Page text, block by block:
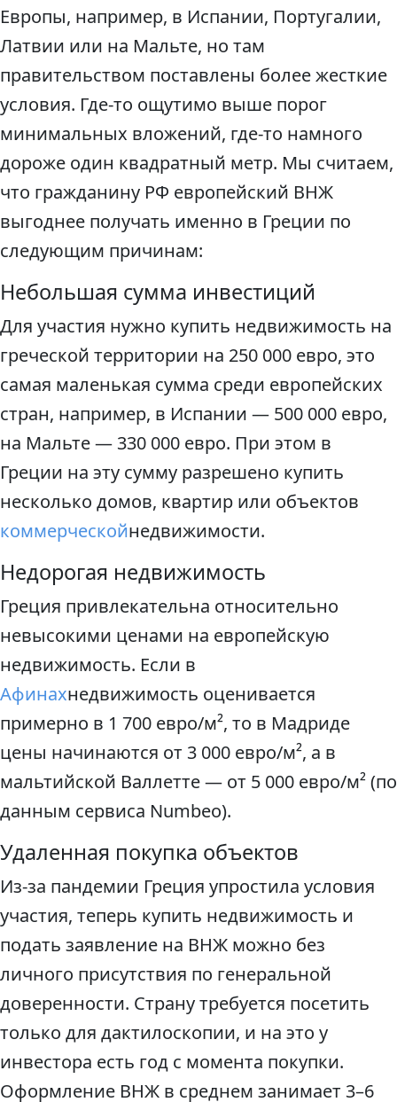
Европы, например, в Испании, Португалии,
Латвии или на Мальте, но там
правительством поставлены более жесткие
условия. Где-то ощутимо выше порог
минимальных вложений, где-то намного
дороже один квадратный метр. Мы считаем,
что гражданину РФ европейский ВНЖ
выгоднее получать именно в Греции по
следующим причинам:
Небольшая сумма инвестиций
Для участия нужно купить недвижимость на
греческой территории на 250 000 евро, это
самая маленькая сумма среди европейских
стран, например, в Испании — 500 000 евро,
на Мальте — 330 000 евро. При этом в
Греции на эту сумму разрешено купить
несколько домов, квартир или объектов
коммерческойнедвижимости.
Недорогая недвижимость
Греция привлекательна относительно
невысокими ценами на европейскую
недвижимость. Если в
Афинахнедвижимость оценивается
примерно в 1 700 евро/м², то в Мадриде
цены начинаются от 3 000 евро/м², а в
мальтийской Валлетте — от 5 000 евро/м² (по
данным сервиса Numbeo).
Удаленная покупка объектов
Из-за пандемии Греция упростила условия
участия, теперь купить недвижимость и
подать заявление на ВНЖ можно без
личного присутствия по генеральной
доверенности. Страну требуется посетить
только для дактилоскопии, и на это у
инвестора есть год с момента покупки.
Оформление ВНЖ в среднем занимает 3–6